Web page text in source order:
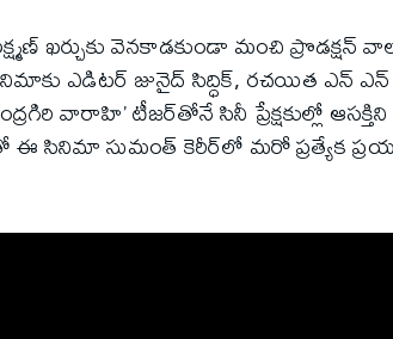
ఖర్చుకు వెనకాడకుండా మంచి ప్రొడక్షన్
ఎడిటర్‌ జునైద్ సిద్ధిక్, రచయిత ఎన్‌
వారాహి’ టీజర్‌తోనే సినీ ప్రేక్షకుల్లో
ఈ సినిమా సుమంత్ కెరీర్‌లో మరో ప్రత్యేక